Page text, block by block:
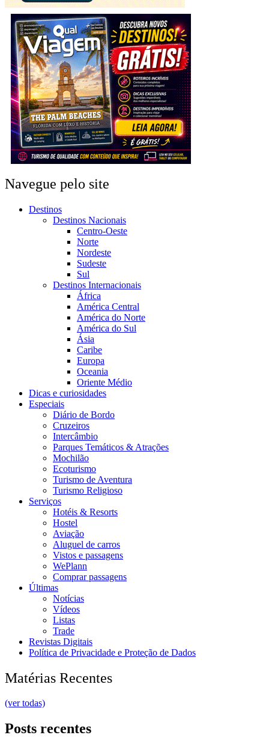
Navegue pelo site
Destinos
Destinos Nacionais
Centro-Oeste
Norte
Nordeste
Sudeste
Sul
Destinos Internacionais
África
América Central
América do Norte
América do Sul
Ásia
Caribe
Europa
Oceania
Oriente Médio
Dicas e curiosidades
Especiais
Diário de Bordo
Cruzeiros
Intercâmbio
Parques Temáticos & Atrações
Mochilão
Ecoturismo
Turismo de Aventura
Turismo Religioso
Serviços
Hotéis & Resorts
Hostel
Aviação
Aluguel de carros
Vistos e passagens
WePlann
Comprar passagens
Últimas
Notícias
Vídeos
Listas
Trade
Revistas Digitais
Política de Privacidade e Proteção de Dados
Matérias Recentes
(ver todas)
Posts recentes